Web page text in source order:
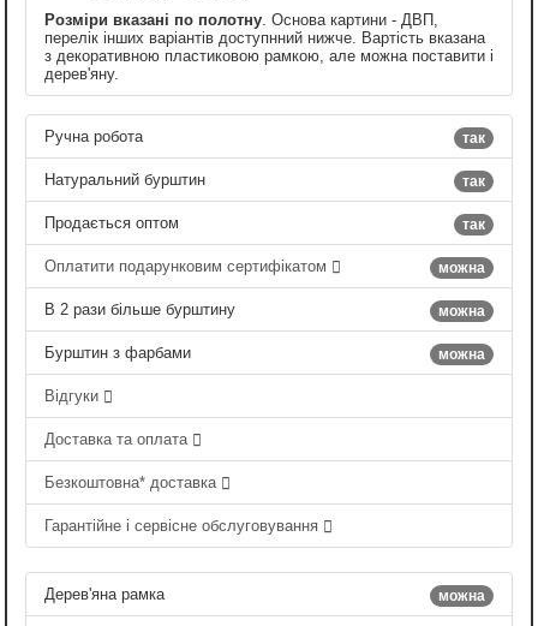
Розміри вказані по полотну . Основа картини - ДВП,
перелік інших варіантів доступнний нижче. Вартість вказана
з декоративною пластиковою рамкою, але можна поставити і
дерев'яну.
так
Ручна робота
так
Натуральний бурштин
так
Продається оптом
можна
Оплатити подарунковим сертифікатом
можна
В 2 рази більше бурштину
можна
Бурштин з фарбами
Відгуки
Доставка та оплата
Безкоштовна* доставка
Гарантійне і сервісне обслуговування
можна
Дерев'яна рамка